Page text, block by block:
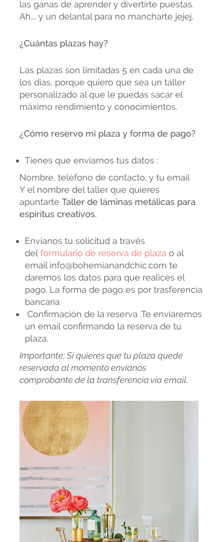
las ganas de aprender y divertirte puestas.
Ah.... y un delantal para no mancharte jejej.
¿Cuántas plazas hay?
Las plazas son limitadas 5 en cada una de
los días, porque quiero que sea un taller
personalizado al que le puedas sacar el
máximo rendimiento y conocimientos.
¿Cómo reservo mi plaza y forma de pago?
Tienes que enviarnos tus datos :
Nombre, teléfono de contacto, y tu email
Y el nombre del taller que quieres
apuntarte Taller de láminas metálicas para
espíritus creativos.
Envíanos tu solicitud a través
del formulario de reserva de plaza o al
email info@bohemianandchic.com te
daremos los datos para que realices el
pago. La forma de pago es por trasferencia
bancaria
Confirmación de la reserva .Te enviaremos
un email confirmando la reserva de tu
plaza.
Importante: Si quieres que tu plaza quede
reservada al momento envíanos
comprobante de la transferencia vía email.